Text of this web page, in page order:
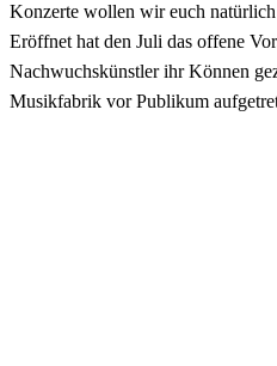
Konzerte wollen wir euch
Eröffnet hat den Juli das offene
Nachwuchskünstler ihr Können
Musikfabrik vor Publikum